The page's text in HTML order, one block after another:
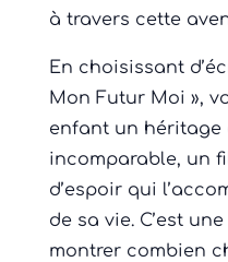
à travers cette
En choisissant
Mon Futur Moi »,
enfant un héritage
incomparable, un
d’espoir qui
de sa vie. C’est
montrer combien